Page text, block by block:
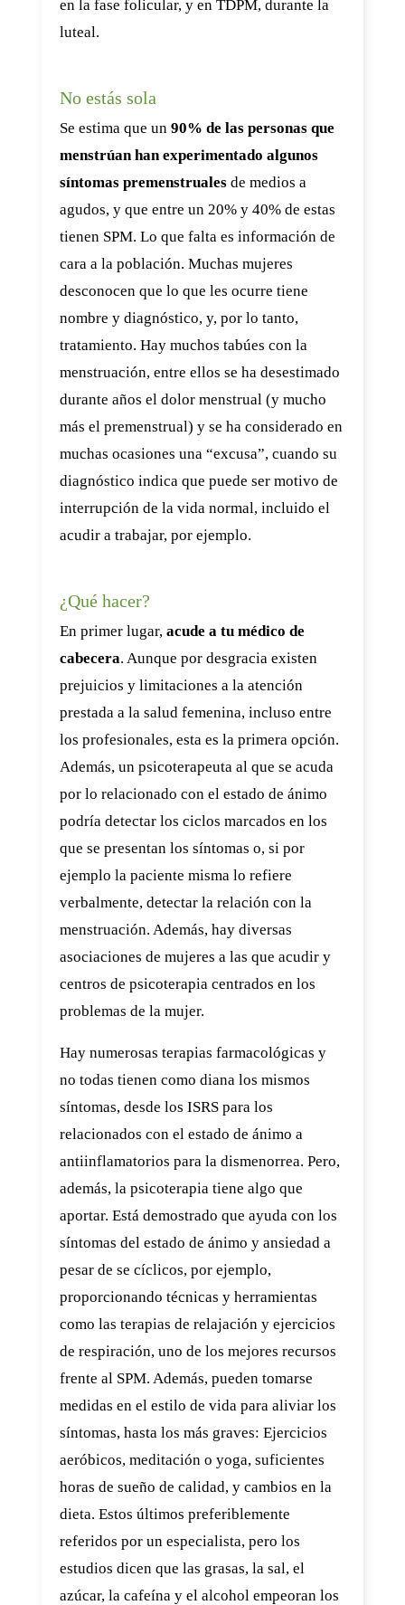
en la fase folicular, y en TDPM, durante la
luteal.
No estás sola
Se estima que un 90% de las personas que
menstrúan han experimentado algunos
síntomas premenstruales de medios a
agudos, y que entre un 20% y 40% de estas
tienen SPM. Lo que falta es información de
cara a la población. Muchas mujeres
desconocen que lo que les ocurre tiene
nombre y diagnóstico, y, por lo tanto,
tratamiento. Hay muchos tabúes con la
menstruación, entre ellos se ha desestimado
durante años el dolor menstrual (y mucho
más el premenstrual) y se ha considerado en
muchas ocasiones una “excusa”, cuando su
diagnóstico indica que puede ser motivo de
interrupción de la vida normal, incluido el
acudir a trabajar, por ejemplo.
¿Qué hacer?
En primer lugar, acude a tu médico de
cabecera. Aunque por desgracia existen
prejuicios y limitaciones a la atención
prestada a la salud femenina, incluso entre
los profesionales, esta es la primera opción.
Además, un psicoterapeuta al que se acuda
por lo relacionado con el estado de ánimo
podría detectar los ciclos marcados en los
que se presentan los síntomas o, si por
ejemplo la paciente misma lo refiere
verbalmente, detectar la relación con la
menstruación. Además, hay diversas
asociaciones de mujeres a las que acudir y
centros de psicoterapia centrados en los
problemas de la mujer.
Hay numerosas terapias farmacológicas y
no todas tienen como diana los mismos
síntomas, desde los ISRS para los
relacionados con el estado de ánimo a
antiinflamatorios para la dismenorrea. Pero,
además, la psicoterapia tiene algo que
aportar. Está demostrado que ayuda con los
síntomas del estado de ánimo y ansiedad a
pesar de se cíclicos, por ejemplo,
proporcionando técnicas y herramientas
como las terapias de relajación y ejercicios
de respiración, uno de los mejores recursos
frente al SPM. Además, pueden tomarse
medidas en el estilo de vida para aliviar los
síntomas, hasta los más graves: Ejercicios
aeróbicos, meditación o yoga, suficientes
horas de sueño de calidad, y cambios en la
dieta. Estos últimos preferiblemente
referidos por un especialista, pero los
estudios dicen que las grasas, la sal, el
azúcar, la cafeína y el alcohol empeoran los